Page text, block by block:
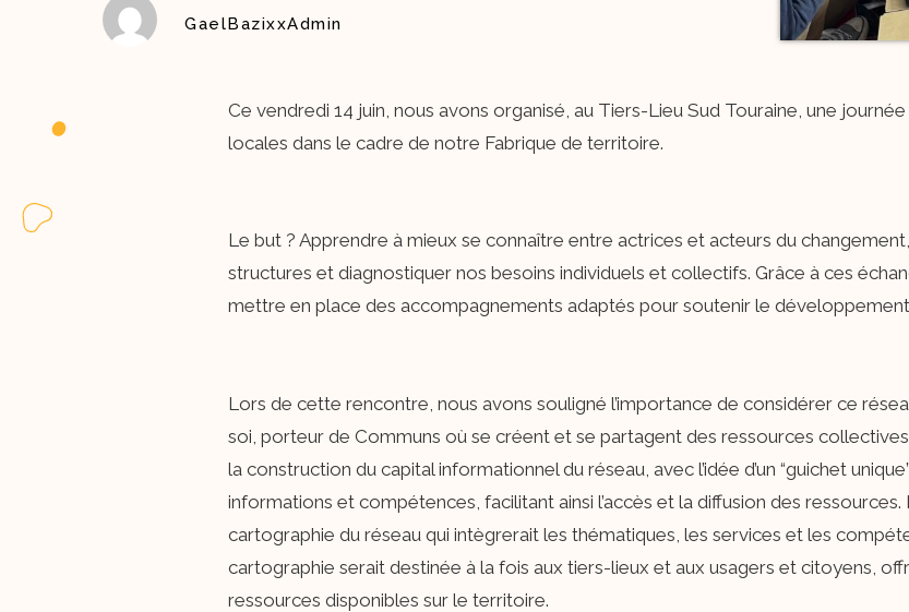
GaelBazixxAdmin
Ce vendredi 14 juin, nous avons organisé, au Tiers-Lieu Sud Touraine, une
locales dans le cadre de notre Fabrique de territoire.
Le but ? Apprendre à mieux se connaître entre actrices et acteurs du
structures et diagnostiquer nos besoins individuels et collectifs. Grâce à ces
mettre en place des accompagnements adaptés pour soutenir le
Lors de cette rencontre, nous avons souligné l’importance de considérer ce
soi, porteur de Communs où se créent et se partagent des ressources
la construction du capital informationnel du réseau, avec l’idée d’un “guichet
informations et compétences, facilitant ainsi l’accès et la diffusion des
cartographie du réseau qui intègrerait les thématiques, les services et les
cartographie serait destinée à la fois aux tiers-lieux et aux usagers et citoyens,
ressources disponibles sur le territoire.